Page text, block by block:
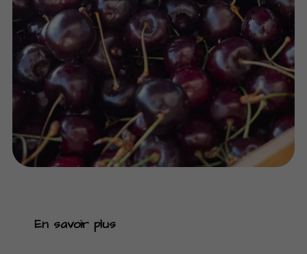
En savoir plus